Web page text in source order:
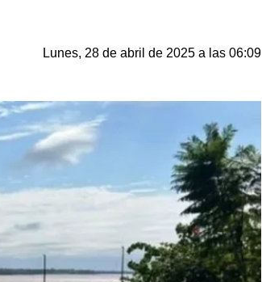
Lunes, 28 de abril de 2025 a las 06:09